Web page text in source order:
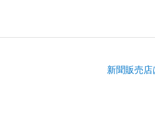
新聞販売店